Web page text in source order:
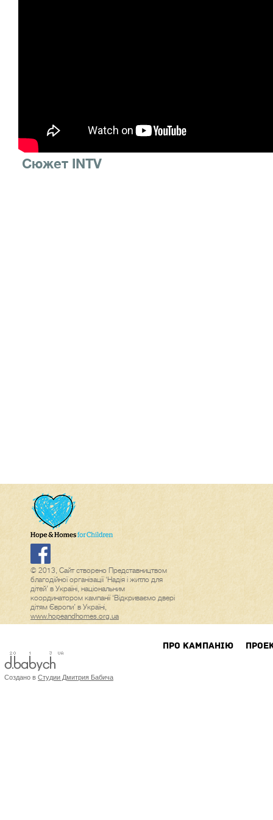
Сюжет INTV
© 2013, Сайт створено Представництвом
благодійної організації ‘Надія і житло для
дітей’ в Україні, національним
координатором кампанії ‘Відкриваємо двері
дітям Європи’ в Україні,
www.hopeandhomes.org.ua
ПРО КАМПАНIЮ
Создано в Студии Дмитрия Бабича